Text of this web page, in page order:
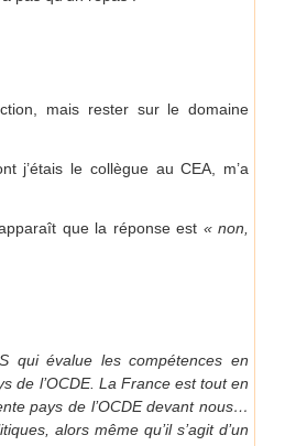
mais rester sur le domaine
j’étais le collègue au CEA, m’a
que la réponse est « non,
qui évalue les compétences en
de l’OCDE. La France est tout en
pays de l’OCDE devant nous…
alors même qu’il s’agit d’un